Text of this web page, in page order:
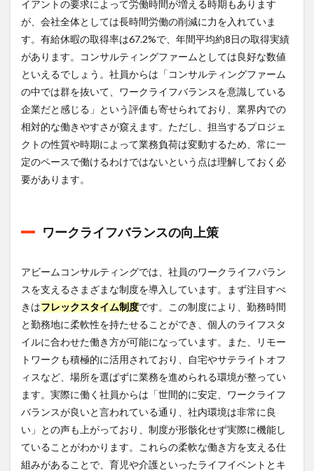
イアントの要求によって労働時間が増える時期もあります
が、会社全体としては長時間労働の削減に力を入れていま
す。有給休暇の取得率は67.2%で、年間平均約8日の取得実績
があります。コンサルティングファームとしては良好な数値
といえるでしょう。社員からは「コンサルティングファーム
の中では群を抜いて、ワークライフバランスを意識している
企業だと感じる」という評価も寄せられており、業界内での
相対的な働きやすさが窺えます。ただし、担当するプロジェ
クトの性質や時期によって業務負荷は変動するため、常に一
定のペースで働けるわけではないという点は理解しておく必
要があります。
ワークライフバランスの向上策
アビームコンサルティングでは、社員のワークライフバラン
スを支えるさまざまな制度を導入しています。まず注目すべ
きはフレックスタイム制度です。この制度により、勤務時間
と勤務地に柔軟性を持たせることができ、個人のライフスタ
イルに合わせた働き方が可能になっています。また、リモー
トワークも積極的に活用されており、自宅やサテライトオフ
ィスなど、場所を選ばずに業務を進められる環境が整ってい
ます。実際に働く社員からは「世間的に安定、ワークライフ
バランスが良いと言われている通り、社内環境は非常に良
い」との声も上がっており、制度が形骸化せず実際に機能し
ていることがわかります。これらの柔軟な働き方を支える仕
組みがあることで、育児や介護といったライフイベントとキ